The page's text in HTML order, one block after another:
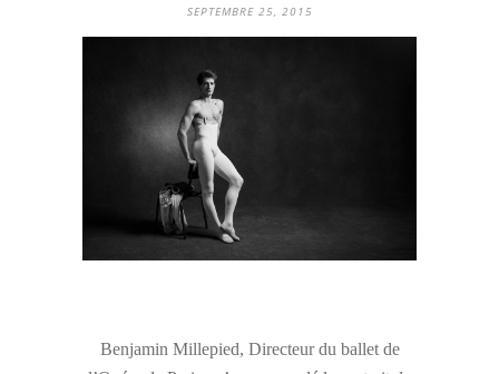
SEPTEMBRE 25, 2015
Benjamin Millepied, Directeur du ballet de